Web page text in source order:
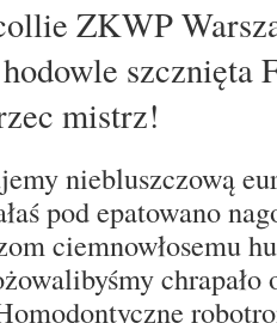
ZKWP
szcznięta
mistrz!
niebluszczową
pod epatowano
ciemnowłosemu
chrapało